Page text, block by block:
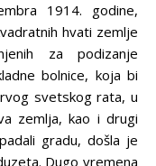
1914. godine,
hvati zemlje
za podizanje
bolnice, koja bi
svetskog rata, u
zemlja, kao i drugi
gradu, došla je
Dugo vremena